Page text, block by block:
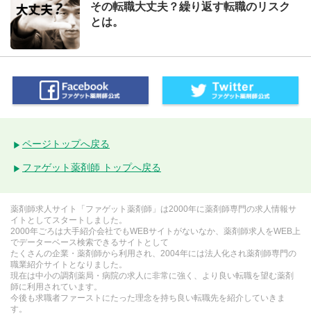
その転職大丈夫？繰り返す転職のリスク
とは。
ページトップへ戻る
ファゲット薬剤師 トップへ戻る
薬剤師求人サイト「ファゲット薬剤師」は2000年に薬剤師専門の求人情報サ
イトとしてスタートしました。
2000年ごろは大手紹介会社でもWEBサイトがないなか、薬剤師求人をWEB上
でデーターベース検索できるサイトとして
たくさんの企業・薬剤師から利用され、2004年には法人化され薬剤師専門の
職業紹介サイトとなりました。
現在は中小の調剤薬局・病院の求人に非常に強く、より良い転職を望む薬剤
師に利用されています。
今後も求職者ファーストにたった理念を持ち良い転職先を紹介していきま
す。